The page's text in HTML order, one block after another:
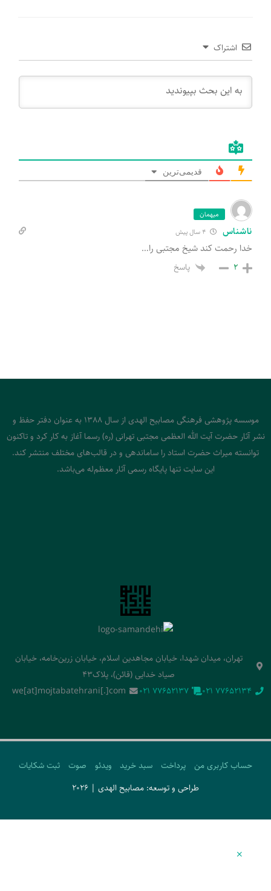
اشتراک
قدیمی‌ترین
میهمان
ناشناس 4 سال پیش
خدا رحمت کند شیخ مجتبی را…
2 پاسخ
موسسه پژوهشی فرهنگی مصابیح الهدی از سال 1388 به عنوان دفتر حفظ و
نشر آثار حضرت آیت الله العظمی مجتبی تهرانی (ره) رسما آغاز به کار کرد و تاکنون
توانسته میراث حضرت استاد را ساماندهی و در قالب‌های مختلف منتشر کند.
این سایت تنها پایگاه رسمی آثار معظم‌له می‌باشد.
تهران، میدان شهدا، خیابان مجاهدین اسلام، خیابان زرین‌خامه، خیابان
صیاد خدایی (قائن)، پلاک43
‭021 77652134‬
‭021 77652137‬
we[at]mojtabatehrani[.]com
حساب کاربری من پرداخت سبد خرید ویدئو صوت
ثبت شکایات
طراحی و توسعه: مصابیح الهدی | 2026